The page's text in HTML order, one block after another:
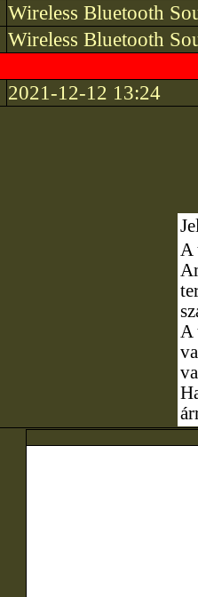
Wireless Bluetooth
Wireless Bluetooth
2021-12-12 13:24
A
A